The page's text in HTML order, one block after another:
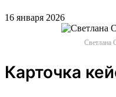
16 января 2026
Светлана
Карточка